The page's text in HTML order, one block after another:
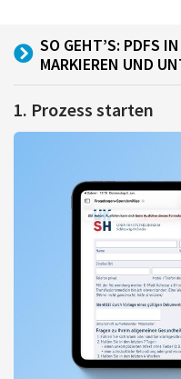
SO GEHT’S: PDFS
MARKIEREN UND
1. Prozess starten